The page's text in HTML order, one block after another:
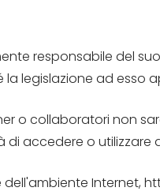
responsabile del
legislazione ad esso
o collaboratori non
di accedere o utilizzare
Internet,